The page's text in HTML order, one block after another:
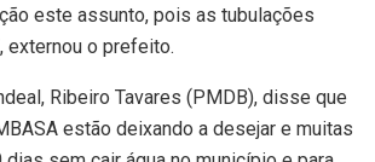
este assunto, pois as tubulações
externou o prefeito.
Ribeiro Tavares (PMDB), disse que
estão deixando a desejar e muitas